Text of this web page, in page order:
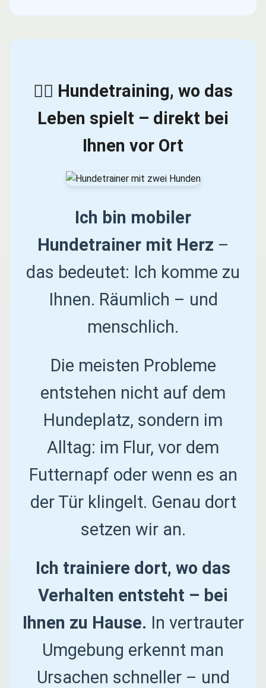
🐕‍🦺 Hundetraining, wo das
Leben spielt – direkt bei
Ihnen vor Ort
Ich bin mobiler
Hundetrainer mit Herz –
das bedeutet: Ich komme zu
Ihnen. Räumlich – und
menschlich.
Die meisten Probleme
entstehen nicht auf dem
Hundeplatz, sondern im
Alltag: im Flur, vor dem
Futternapf oder wenn es an
der Tür klingelt. Genau dort
setzen wir an.
Ich trainiere dort, wo das
Verhalten entsteht – bei
Ihnen zu Hause. In vertrauter
Umgebung erkennt man
Ursachen schneller – und